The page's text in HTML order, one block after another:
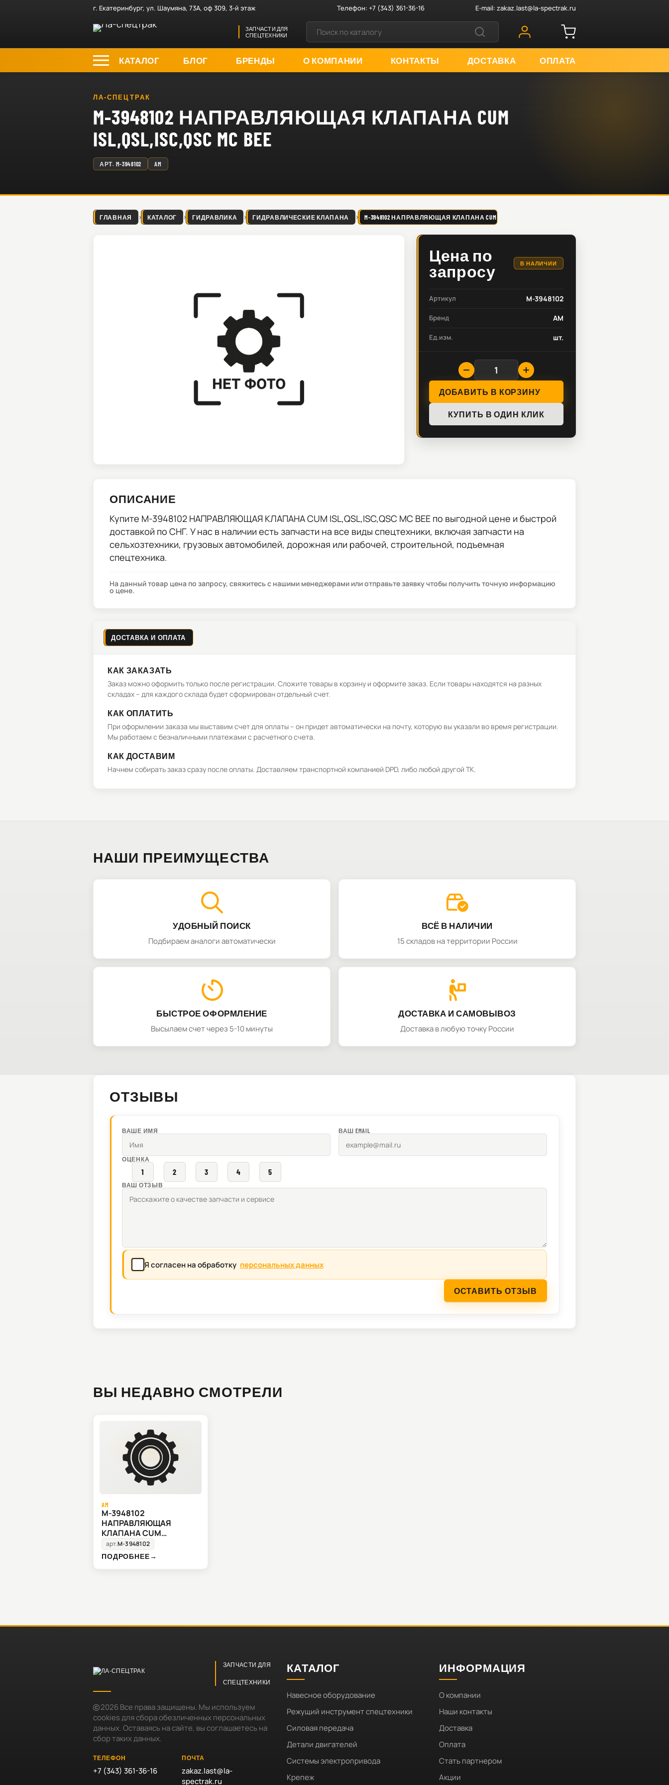
г. Екатеринбург, ул. Шаумяна, 73А, оф 309, 3-й этаж Телефон:+7 (343) 361-36-16 E-mail: zakaz.last@la-spectrak.ru
ЗАПЧАСТИ ДЛЯ
СПЕЦТЕХНИКИ
КАТАЛОГ БЛОГ БРЕНДЫ О КОМПАНИИ КОНТАКТЫ ДОСТАВКА ОПЛАТА
ЛА-СПЕЦТРАК
M-3948102 НАПРАВЛЯЮЩАЯ КЛАПАНА CUM
ISL,QSL,ISC,QSC MC BEE
АРТ. M-3948102 AM
ГЛАВНАЯ КАТАЛОГ ГИДРАВЛИКА ГИДРАВЛИЧЕСКИЕ КЛАПАНА M-3948102 НАПРАВЛЯЮЩАЯ КЛАПАНА CUM ISL,QSL,ISC,QSC MC BEE
Цена по
запросу
В НАЛИЧИИ
Артикул M-3948102
Бренд AM
Ед.изм. шт.
ДОБАВИТЬ В КОРЗИНУ
КУПИТЬ В ОДИН КЛИК
ОПИСАНИЕ
Купите M-3948102 НАПРАВЛЯЮЩАЯ КЛАПАНА CUM ISL,QSL,ISC,QSC MC BEE по выгодной цене и быстрой
доставкой по СНГ. У нас в наличии есть запчасти на все виды спецтехники, включая запчасти на
сельхозтехники, грузовых автомобилей, дорожная или рабочей, строительной, подъемная
спецтехника.
На данный товар цена по запросу, свяжитесь с нашими менеджерами или отправьте заявку чтобы получить точную информацию
о цене.
ДОСТАВКА И ОПЛАТА
КАК ЗАКАЗАТЬ
Заказ можно оформить только после регистрации. Сложите товары в корзину и оформите заказ. Если товары находятся на разных
складах – для каждого склада будет сформирован отдельный счет.
КАК ОПЛАТИТЬ
При оформлении заказа мы выставим счет для оплаты – он придет автоматически на почту, которую вы указали во время регистрации.
Мы работаем с безналичными платежами с расчетного счета.
КАК ДОСТАВИМ
Начнем собирать заказ сразу после оплаты. Доставляем транспортной компанией DPD, либо любой другой ТК.
НАШИ ПРЕИМУЩЕСТВА
УДОБНЫЙ ПОИСК
Подбираем аналоги автоматически
ВСЁ В НАЛИЧИИ
15 складов на территории России
БЫСТРОЕ ОФОРМЛЕНИЕ
Высылаем счет через 5-10 минуты
ДОСТАВКА И САМОВЫВОЗ
Доставка в любую точку России
ОТЗЫВЫ
ВАШЕ ИМЯ ВАШ EMAIL
ОЦЕНКА
1 2 3 4 5
ВАШ ОТЗЫВ
Я согласен на обработку персональных данных
ОСТАВИТЬ ОТЗЫВ
ВЫ НЕДАВНО СМОТРЕЛИ
AM
M-3948102
НАПРАВЛЯЮЩАЯ
КЛАПАНА CUM
ISL,QSL,ISC,QSC MC BEE
арт.M-3948102
ПОДРОБНЕЕ→
ЗАПЧАСТИ ДЛЯ
СПЕЦТЕХНИКИ
2026Все права защищены. Мы используем
cookies для сбора обезличенных персональных
данных. Оставаясь на сайте, вы соглашаетесь на
сбор таких данных.
ТЕЛЕФОН
+7 (343) 361-36-16
ПОЧТА
zakaz.last@la-
spectrak.ru
КАТАЛОГ
Навесное оборудование
Режущий инструмент спецтехники
Силовая передача
Детали двигателей
Системы электропривода
Крепеж
ИНФОРМАЦИЯ
О компании
Наши контакты
Доставка
Оплата
Стать партнером
Акции